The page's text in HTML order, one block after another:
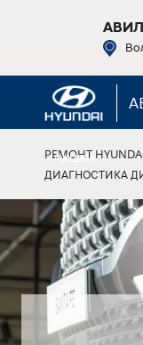
Акции
РЕМОНТ
ДИАГНОСТИКА